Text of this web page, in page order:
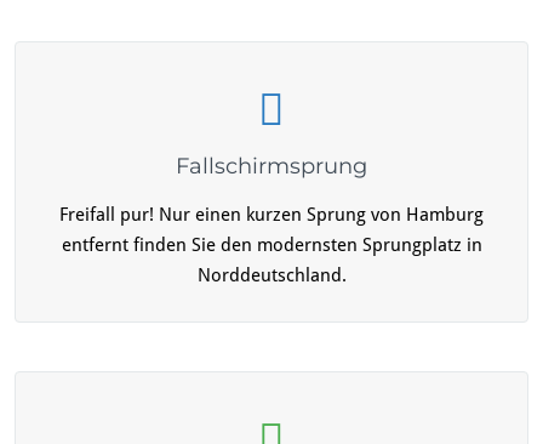
Fallschirmsprung
Freifall pur! Nur einen kurzen Sprung von Hamburg
entfernt finden Sie den modernsten Sprungplatz in
Norddeutschland.